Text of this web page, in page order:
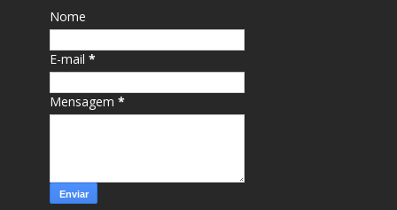
Nome
E-mail*
Mensagem*